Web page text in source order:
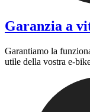
Garanzia a
Garantiamo la
utile della vostra e-